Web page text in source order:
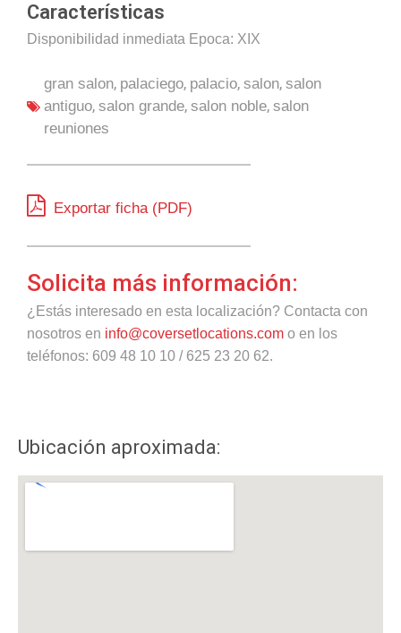
Características
Disponibilidad inmediata Epoca: XIX
gran salon, palaciego, palacio, salon, salon
antiguo, salon grande, salon noble, salon
reuniones
Exportar ficha (PDF)
Solicita más información:
¿Estás interesado en esta localización? Contacta con
nosotros en info@coversetlocations.com o en los
teléfonos: 609 48 10 10 / 625 23 20 62.
Ubicación aproximada: